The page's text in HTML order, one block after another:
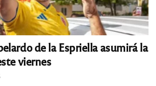
de la Espriella asumirá la
viernes